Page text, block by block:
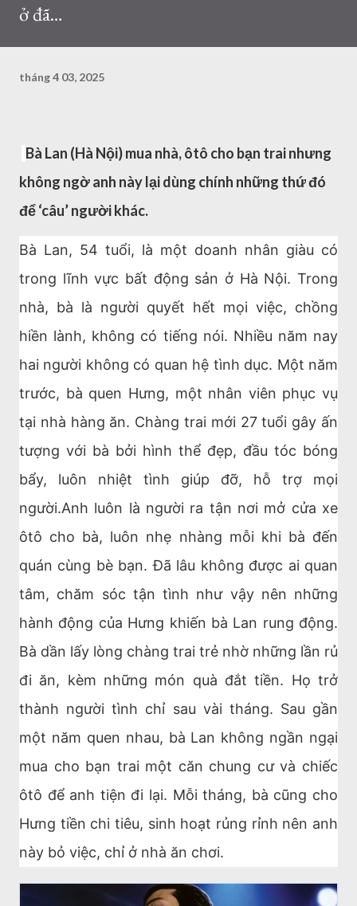
ở đã…
tháng 4 03, 2025
Bà Lan (Hà Nội) mua nhà, ôtô cho bạn trai nhưng
không ngờ anh này lại dùng chính những thứ đó
để ‘câu’ người khác.
Bà Lan, 54 tuổi, là một doanh nhân giàu có
trong lĩnh vực bất động sản ở Hà Nội. Trong
nhà, bà là người quyết hết mọi việc, chồng
hiền lành, không có tiếng nói. Nhiều năm nay
hai người không có quan hệ tình dục. Một năm
trước, bà quen Hưng, một nhân viên phục vụ
tại nhà hàng ăn. Chàng trai mới 27 tuổi gây ấn
tượng với bà bởi hình thể đẹp, đầu tóc bóng
bẩy, luôn nhiệt tình giúp đỡ, hỗ trợ mọi
người.Anh luôn là người ra tận nơi mở cửa xe
ôtô cho bà, luôn nhẹ nhàng mỗi khi bà đến
quán cùng bè bạn. Đã lâu không được ai quan
tâm, chăm sóc tận tình như vậy nên những
hành động của Hưng khiến bà Lan rung động.
Bà dần lấy lòng chàng trai trẻ nhờ những lần rủ
đi ăn, kèm những món quà đắt tiền. Họ trở
thành người tình chỉ sau vài tháng. Sau gần
một năm quen nhau, bà Lan không ngần ngại
mua cho bạn trai một căn chung cư và chiếc
ôtô để anh tiện đi lại. Mỗi tháng, bà cũng cho
Hưng tiền chi tiêu, sinh hoạt rủng rỉnh nên anh
này bỏ việc, chỉ ở nhà ăn chơi.